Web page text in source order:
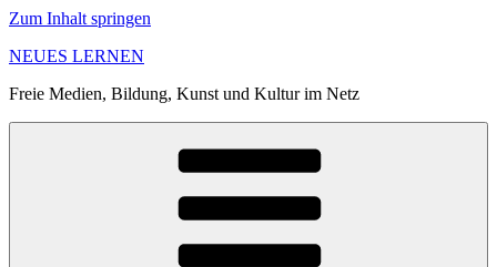
Zum Inhalt springen
NEUES LERNEN
Freie Medien, Bildung, Kunst und Kultur im Netz